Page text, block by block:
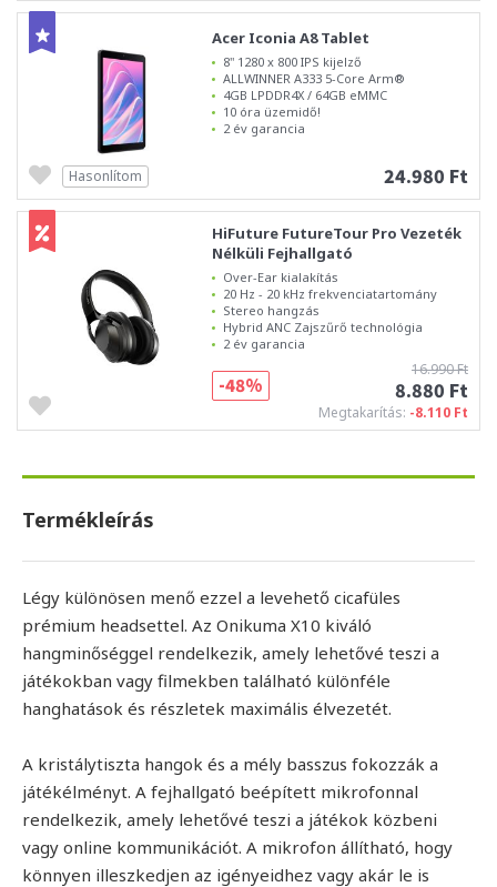
Acer Iconia A8 Tablet
8" 1280 x 800 IPS kijelző
ALLWINNER A333 5-Core Arm®
4GB LPDDR4X / 64GB eMMC
10 óra üzemidő!
2 év garancia
24.980 Ft
Hasonlítom
HiFuture FutureTour Pro Vezeték
Nélküli Fejhallgató
Over-Ear kialakítás
20 Hz - 20 kHz frekvenciatartomány
Stereo hangzás
Hybrid ANC Zajszűrő technológia
2 év garancia
16.990 Ft
8.880 Ft
Megtakarítás: -8.110 Ft
-48%
Termékleírás
Légy különösen menő ezzel a levehető cicafüles
prémium headsettel. Az Onikuma X10 kiváló
hangminőséggel rendelkezik, amely lehetővé teszi a
játékokban vagy filmekben található különféle
hanghatások és részletek maximális élvezetét.
A kristálytiszta hangok és a mély basszus fokozzák a
játékélményt. A fejhallgató beépített mikrofonnal
rendelkezik, amely lehetővé teszi a játékok közbeni
vagy online kommunikációt. A mikrofon állítható, hogy
könnyen illeszkedjen az igényeidhez vagy akár le is